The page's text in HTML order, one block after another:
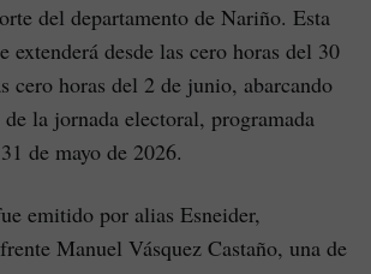
del departamento de Nariño. Esta
extenderá desde las cero horas del 30
cero horas del 2 de junio, abarcando
la jornada electoral, programada
de mayo de 2026.
emitido por alias Esneider,
Manuel Vásquez Castaño, una de